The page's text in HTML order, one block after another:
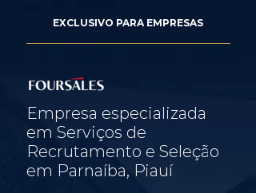
EXCLUSIVO PARA EMPRESAS
Empresa especializada
em Serviços de
Recrutamento e Seleção
em Parnaíba, Piauí